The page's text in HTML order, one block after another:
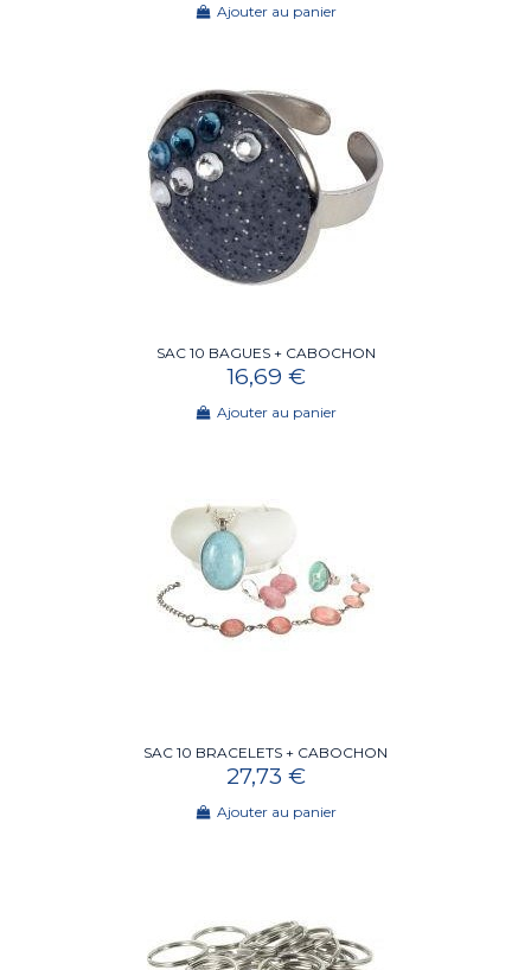
Ajouter au panier
SAC 10 BAGUES + CABOCHON
16,69 €
Ajouter au panier
SAC 10 BRACELETS + CABOCHON
27,73 €
Ajouter au panier